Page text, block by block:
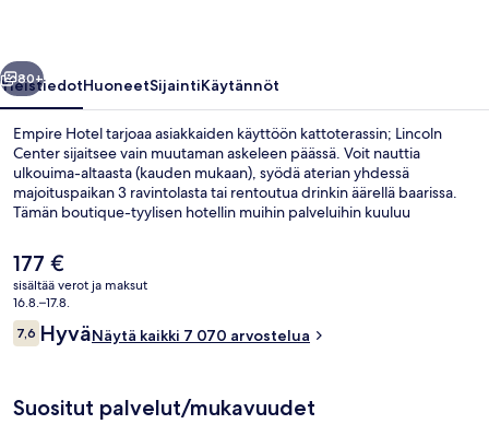
Seuraava
80+
YleistiedotHuoneetSijaintiKäytännöt
Empire Hotel tarjoaa asiakkaiden käyttöön kattoterassin; Lincoln
Center sijaitsee vain muutaman askeleen päässä. Voit nauttia
ulkouima-altaasta (kauden mukaan), syödä aterian yhdessä
majoituspaikan 3 ravintolasta tai rentoutua drinkin äärellä baarissa.
Tämän boutique-tyylisen hotellin muihin palveluihin kuuluu
sen keskeisen sijainnin ja lähialueen nähtävyyksien vuoksi ja siksi, että
se sijaitsee lähellä julkisen liikenteen yhteyksiä: 66th Street – Lincoln
Centerin metroasema sijaitsee 2 minuutin ja 59th Street – Columbus
Circlen metroasema 3 minuutin kävelymatkan päässä.
Nykyinen
hinta
on
177 €
177 €
sisältää verot ja maksut
16.8.–17.8.
Arvostelut
7,67,6 kautta 10.
HyväNäytä kaikki 7 070 arvostelua
Suositut palvelut/mukavuudet